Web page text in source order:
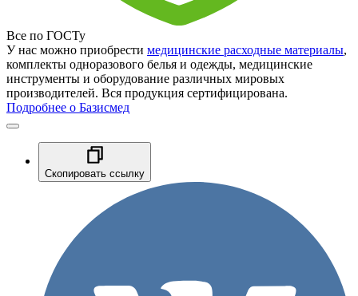
Все по ГОСТу
У нас можно приобрести медицинские расходные материалы,
комплекты одноразового белья и одежды, медицинские
инструменты и оборудование различных мировых
производителей. Вся продукция сертифицирована.
Подробнее о Базисмед
Скопировать ссылку